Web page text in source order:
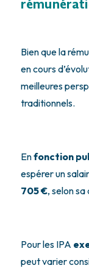
Bien que la
en cours
meilleures
traditionnels.
Enfonction
espérer un
705 €, selon sa
Pour les IPA
peut varier